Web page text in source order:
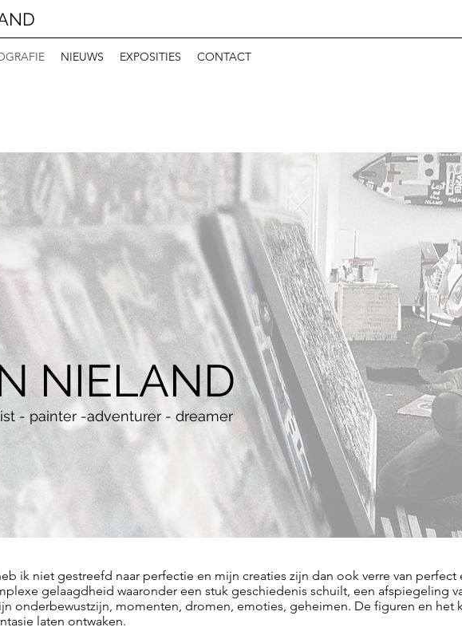
NIEUWS EXPOSITIES CONTACT
NIELAND
- painter -adventurer - dreamer
ik niet gestreefd naar perfectie en mijn creaties zijn dan ook verre van
gelaagdheid waaronder een stuk geschiedenis schuilt, een afspiegeling
onderbewustzijn, momenten, dromen, emoties, geheimen. De figuren en het
laten ontwaken.